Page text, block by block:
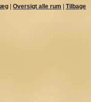
Oversigt alle rum Tilbage